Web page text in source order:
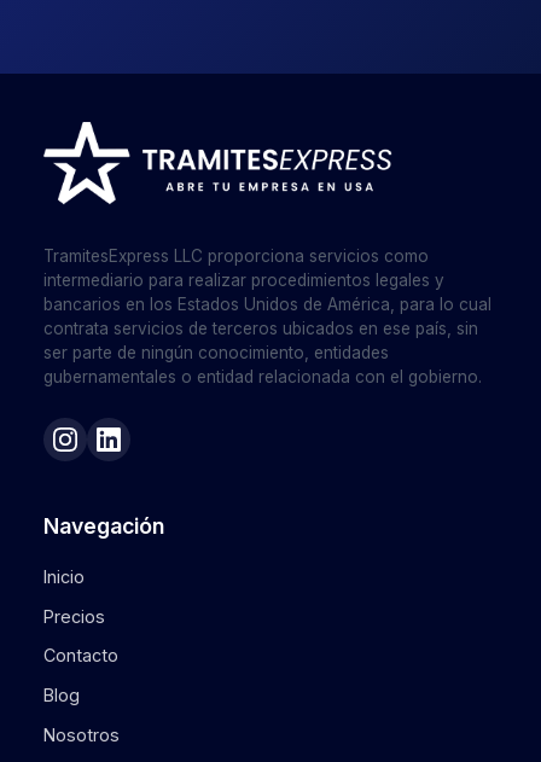
TramitesExpress LLC proporciona servicios como
intermediario para realizar procedimientos legales y
bancarios en los Estados Unidos de América, para lo cual
contrata servicios de terceros ubicados en ese país, sin
ser parte de ningún conocimiento, entidades
gubernamentales o entidad relacionada con el gobierno.
Navegación
Inicio
Precios
Contacto
Blog
Nosotros